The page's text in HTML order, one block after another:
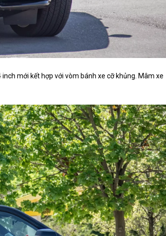
mới kết hợp với vòm bánh xe cỡ khủng. Mâm xe